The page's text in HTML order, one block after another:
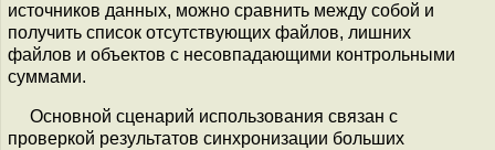
источников данных, можно сравнить между собой и
получить список отсутствующих файлов, лишних
файлов и объектов с несовпадающими контрольными
суммами.
Основной сценарий использования связан с
проверкой результатов синхронизации больших